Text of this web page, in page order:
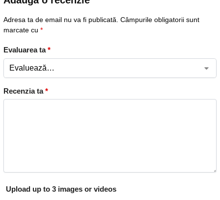
Adresa ta de email nu va fi publicată. Câmpurile obligatorii sunt
marcate cu *
Evaluarea ta*
Recenzia ta*
Upload up to 3 images or videos